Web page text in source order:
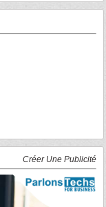
Créer Une Publicité